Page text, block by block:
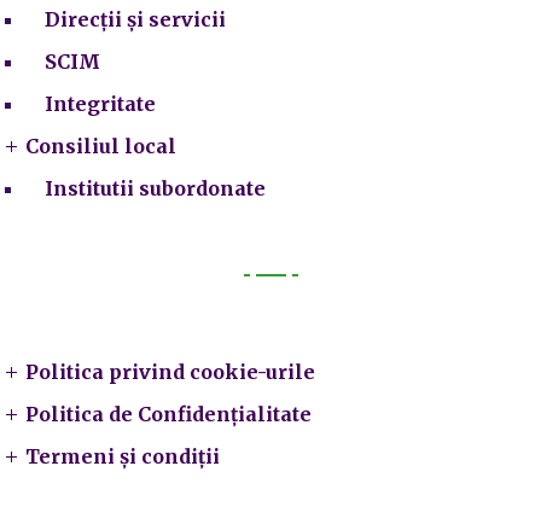
Direcții și servicii
SCIM
Integritate
Consiliul local
Institutii subordonate
Politica privind cookie-urile
Politica de Confidențialitate
Termeni și condiții